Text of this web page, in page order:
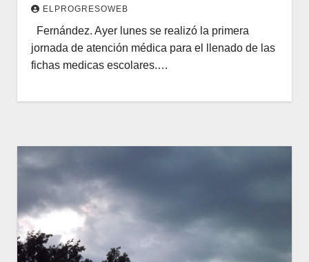
ELPROGRESOWEB
Fernández. Ayer lunes se realizó la primera
jornada de atención médica para el llenado de las
fichas medicas escolares.…